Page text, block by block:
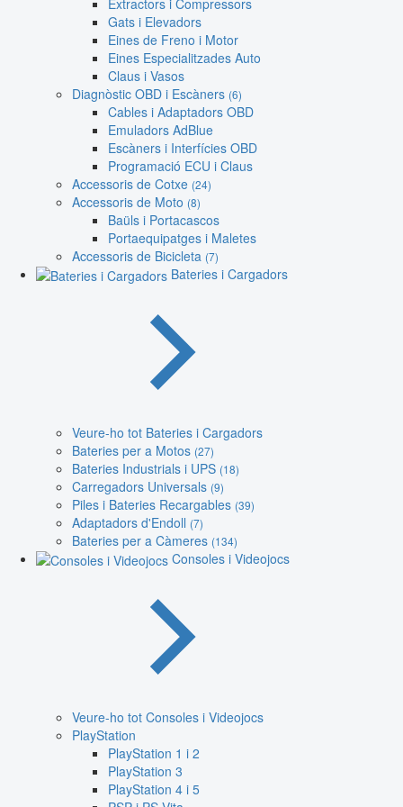
Gats i Elevadors
Eines de Freno i Motor
Eines Especialitzades Auto
Claus i Vasos
Diagnòstic OBD i Escàners (6)
Cables i Adaptadors OBD
Emuladors AdBlue
Escàners i Interfícies OBD
Programació ECU i Claus
Accessoris de Cotxe (24)
Accessoris de Moto (8)
Baüls i Portacascos
Portaequipatges i Maletes
Accessoris de Bicicleta (7)
Bateries i Cargadors
Veure-ho tot Bateries i Cargadors
Bateries per a Motos (27)
Bateries Industrials i UPS (18)
Carregadors Universals (9)
Piles i Bateries Recargables (39)
Adaptadors d'Endoll (7)
Bateries per a Càmeres (134)
Consoles i Videojocs
Veure-ho tot Consoles i Videojocs
PlayStation
PlayStation 1 i 2
PlayStation 3
PlayStation 4 i 5